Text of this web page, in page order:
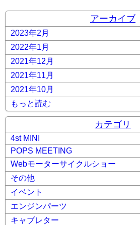
アーカイブ
2023年2月
2022年1月
2021年12月
2021年11月
2021年10月
もっと読む
カテゴリ
4st MINI
POPS MEETING
Webモーターサイクルショー
その他
イベント
エンジンパーツ
キャブレター